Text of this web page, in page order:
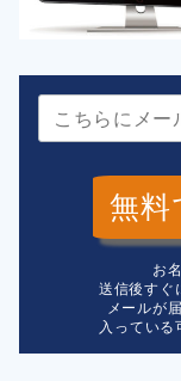
無料
お
送信後すぐ
メールが
入っている